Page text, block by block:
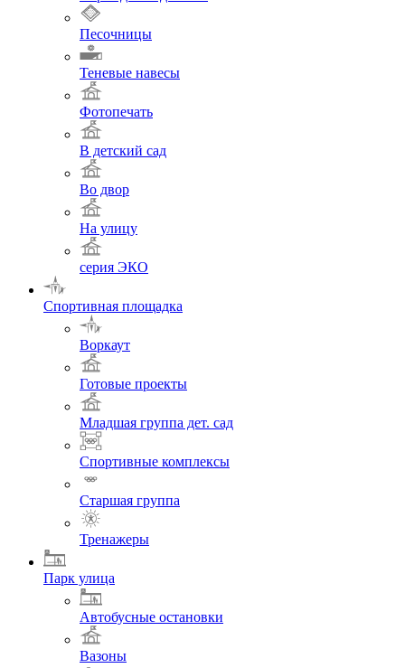
Песочницы
Теневые навесы
Фотопечать
В детский сад
Во двор
На улицу
серия ЭКО
Спортивная площадка
Воркаут
Готовые проекты
Младшая группа дет. сад
Спортивные комплексы
Старшая группа
Тренажеры
Парк улица
Автобусные остановки
Вазоны